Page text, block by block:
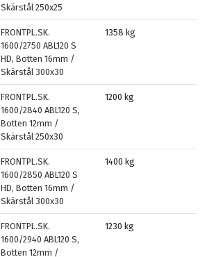
Skärstål 250x25
FRONTPL.SK.
1600/2750 ABL120 S
HD, Botten 16mm /
Skärstål 300x30
1358 kg
FRONTPL.SK.
1600/2840 ABL120 S,
Botten 12mm /
Skärstål 250x30
1200 kg
FRONTPL.SK.
1600/2850 ABL120 S
HD, Botten 16mm /
Skärstål 300x30
1400 kg
FRONTPL.SK.
1600/2940 ABL120 S,
Botten 12mm /
1230 kg